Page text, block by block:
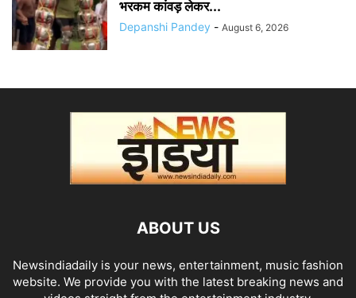
भरकम कांवड़ लेकर...
Depanshi Pandey - August 6, 2026
ABOUT US
Newsindiadaily is your news, entertainment, music fashion
website. We provide you with the latest breaking news and